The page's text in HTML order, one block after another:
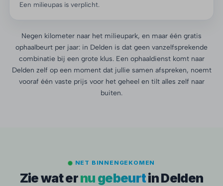
Een milieupas is verplicht.
Negen kilometer naar het milieupark, en maar één gratis
ophaalbeurt per jaar: in Delden is dat geen vanzelfsprekende
combinatie bij een grote klus. Een ophaaldienst komt naar
Delden zelf op een moment dat jullie samen afspreken, noemt
vooraf één vaste prijs voor het geheel en tilt alles zelf naar
buiten.
NET BINNENGEKOMEN
Zie wat ernu gebeurtin Delden